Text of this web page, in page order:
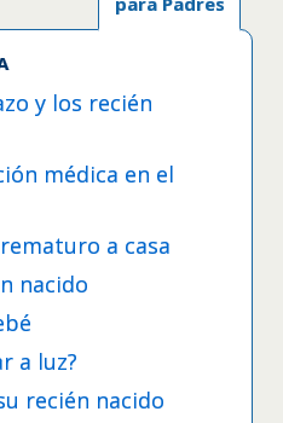
y los recién
médica en el
a casa
nacido
a luz?
recién nacido